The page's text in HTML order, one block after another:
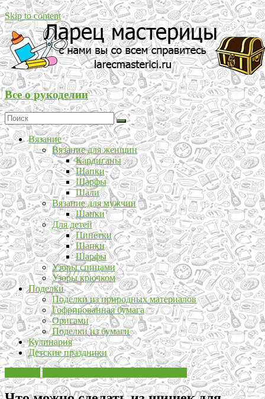
Skip to content
Все о рукоделии
Вязание
Вязание для женщин
Кардиганы
Шапки
Шарфы
Шали
Вязание для мужчин
Шапки
Для детей
Пинетки
Шапки
Шарфы
Узоры спицами
Узоры крючком
Поделки
Поделки из природных материалов
Гофрированная бумага
Оригами
Поделки из бумаги
Кулинария
Детские праздники